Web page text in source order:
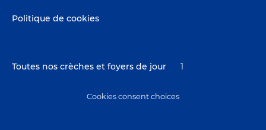
Politique de cookies
Toutes nos crèches et foyers de jour 1
Cookies consent choices